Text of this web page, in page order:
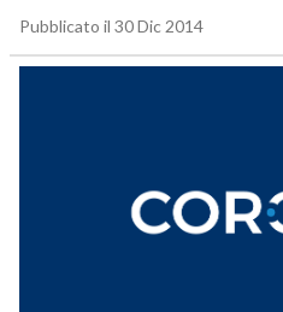
Pubblicato il 30 Dic 2014